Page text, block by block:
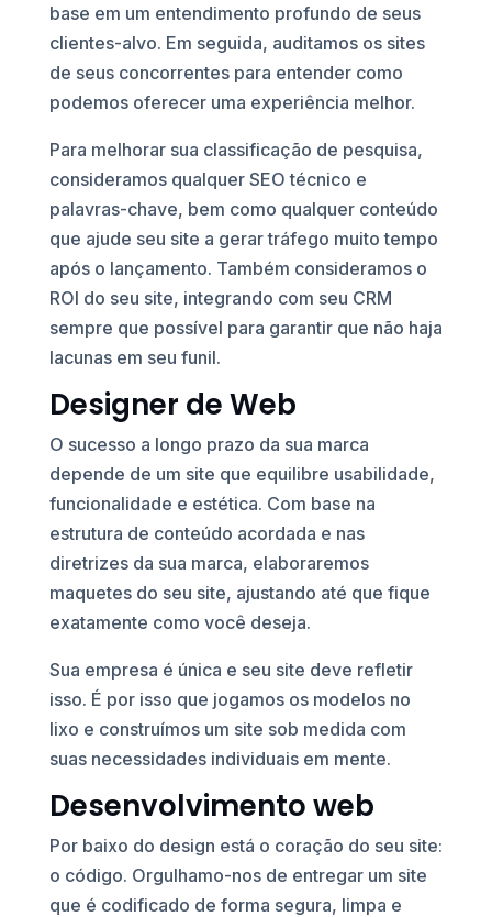
base em um entendimento profundo de seus
clientes-alvo. Em seguida, auditamos os sites
de seus concorrentes para entender como
podemos oferecer uma experiência melhor.
Para melhorar sua classificação de pesquisa,
consideramos qualquer SEO técnico e
palavras-chave, bem como qualquer conteúdo
que ajude seu site a gerar tráfego muito tempo
após o lançamento. Também consideramos o
ROI do seu site, integrando com seu CRM
sempre que possível para garantir que não haja
lacunas em seu funil.
Designer de Web
O sucesso a longo prazo da sua marca
depende de um site que equilibre usabilidade,
funcionalidade e estética. Com base na
estrutura de conteúdo acordada e nas
diretrizes da sua marca, elaboraremos
maquetes do seu site, ajustando até que fique
exatamente como você deseja.
Sua empresa é única e seu site deve refletir
isso. É por isso que jogamos os modelos no
lixo e construímos um site sob medida com
suas necessidades individuais em mente.
Desenvolvimento web
Por baixo do design está o coração do seu site:
o código. Orgulhamo-nos de entregar um site
que é codificado de forma segura, limpa e